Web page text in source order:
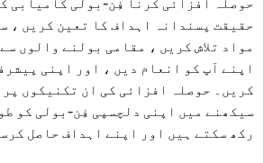
حقیقت پسندانہ اہداف کا تعین کریں ،
مواد تلاش کریں ، مقامی بولنے والوں
اپنے آپ کو انعام دیں ، اور اپنی
کریں۔ حوصلہ افزائی کی ان تکنیکوں
سیکھنے میں اپنی دلچسپی فِن-بولی کو
رکھ سکتے ہیں اور اپنے اہداف حاصل